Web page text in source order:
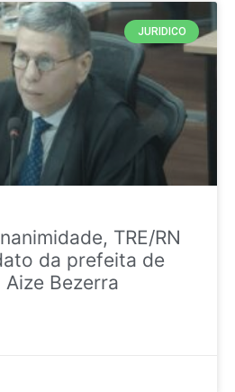
JURIDICO
TRE/RN
da prefeita de
Bezerra